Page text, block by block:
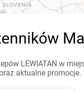
LEWIATAN w
aktualne promocje.